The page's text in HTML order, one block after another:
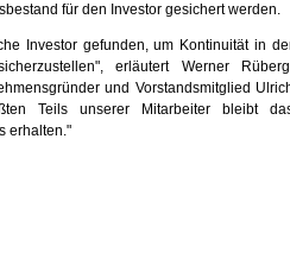
für den Investor gesichert werden.
Investor gefunden, um Kontinuität in
erläutert Werner
und Vorstandsmitglied
Teils unserer Mitarbeiter bleibt
erhalten."